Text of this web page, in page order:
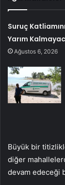
Suruç
Yarım
Ağustos 6, 2026
Büyük bir
diğer
devam edeceği